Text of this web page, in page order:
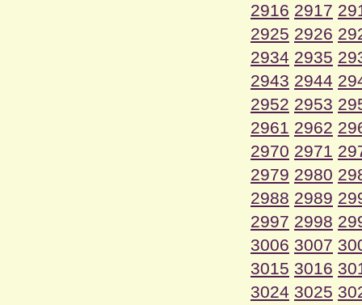
2916 2917
2925 2926
2934 2935
2943 2944
2952 2953
2961 2962
2970 2971
2979 2980
2988 2989
2997 2998
3006 3007
3015 3016
3024 3025